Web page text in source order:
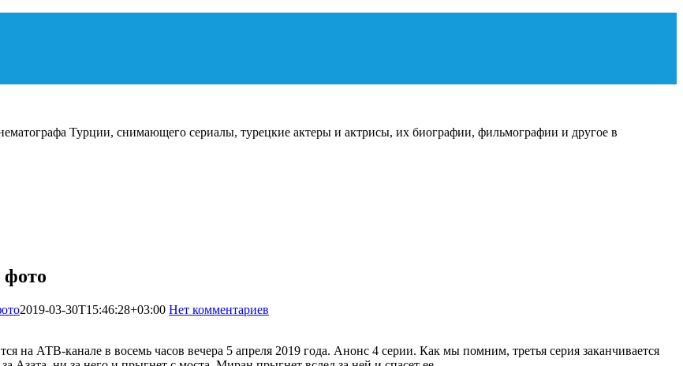
Турции, снимающего сериалы, турецкие актеры и актрисы, их биографии, фильмографии и другое в
2019-03-30T15:46:28+03:00 Нет комментариев
на АТВ-канале в восемь часов вечера 5 апреля 2019 года. Анонс 4 серии. Как мы помним, третья серия заканчивается